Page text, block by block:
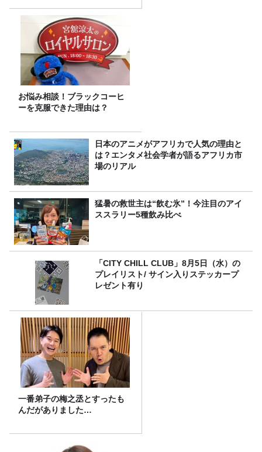
お悩み相談！ブラックコーヒ
ーを克服できた理由は？
日本のアニメがアフリカで人気の理由と
は？エンタメ社会学者が語るアフリカ市
場のリアル
猛暑の救世主は“飲む氷”！今注目のアイ
ススラリー5種飲み比べ
「CITY CHILL CLUB」8月5日（水）の
プレイリスト/ サイン入りステッカープ
レゼント有り
一番弟子の梅之丞とすったも
んだがありました…